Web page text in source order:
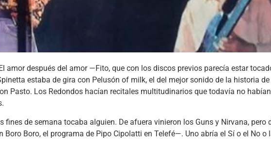
amor después del amor —Fito, que con los discos previos parecía estar
estaba de gira con Pelusón of milk, el del mejor sonido de la historia de
Pasto. Los Redondos hacían recitales multitudinarios que todavía no habían
de semana tocaba alguien. De afuera vinieron los Guns y Nirvana, pero
Boro, el programa de Pipo Cipolatti en Telefé—. Uno abría el Sí o el No o